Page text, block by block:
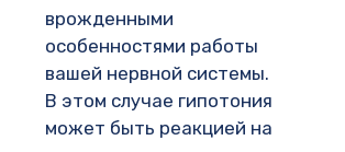
врожденными
особенностями работы
вашей нервной системы.
В этом случае гипотония
может быть реакцией на